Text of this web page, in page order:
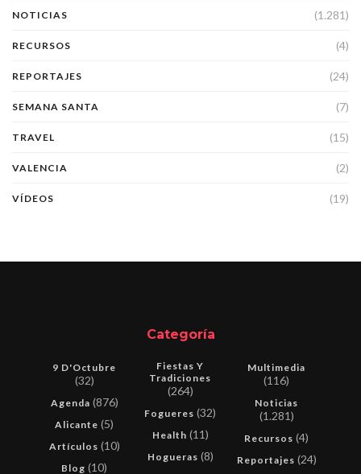
NOTICIAS (1.281)
RECURSOS (4)
REPORTAJES (24)
SEMANA SANTA (7)
TRAVEL (15)
VALENCIA (2)
VÍDEOS (19)
Categoría
9 D'Octubre
(32)
Agenda (876)
Alicante (5)
Artículos (10)
Blog (10)
Fiestas Y
Tradiciones
(264)
Fogueres (32)
Health (11)
Hogueras (8)
Multimedia
(116)
Noticias
(1.281)
Recursos (4)
Reportajes (24)